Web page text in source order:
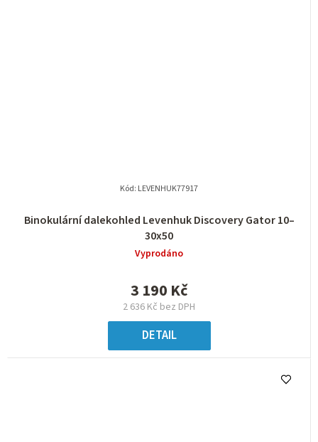
Binokulární dalekohled Levenhuk Discovery Gator 10–
30x50
Vyprodáno
2 636 Kč bez DPH
3 190 Kč
DETAIL
Kód: LEVENHUK77917